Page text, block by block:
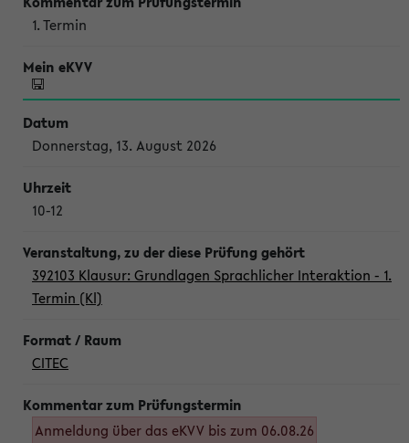
1. Termin
Donnerstag, 13. August 2026
10-12
392103 Klausur: Grundlagen Sprachlicher Interaktion - 1.
Termin (Kl)
CITEC
Anmeldung über das eKVV bis zum 06.08.26